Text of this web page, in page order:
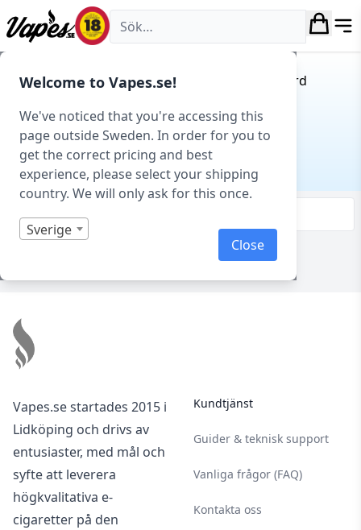
Welcome to Vapes.se!
We've noticed that you're accessing this
page outside Sweden. In order for you to
get the correct pricing and best
experience, please select your shipping
country. We will only ask for this once.
Sverige
Close
Vapes.se
Hem/E-juice/E-juice varumärken
/ The Custard
THE CUSTARD COMPANY
E-juice varumärken
Filtrera & sortera
Vapes.se startades 2015 i
Lidköping och drivs av
entusiaster, med mål och
syfte att leverera
högkvalitativa e-
cigaretter på den
Kundtjänst
Guider & teknisk support
Vanliga frågor (FAQ)
Kontakta oss